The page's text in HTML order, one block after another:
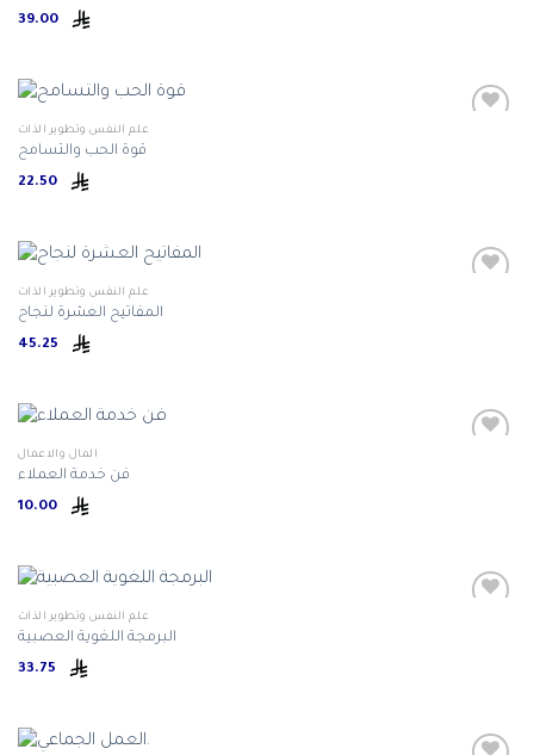
39.00
علم النفس وتطوير الذات
22.50
علم النفس وتطوير الذات
المال والاعمال
فن خدمة العملاء
10.00
علم النفس وتطوير الذات
البرمجة اللغوية العصبية